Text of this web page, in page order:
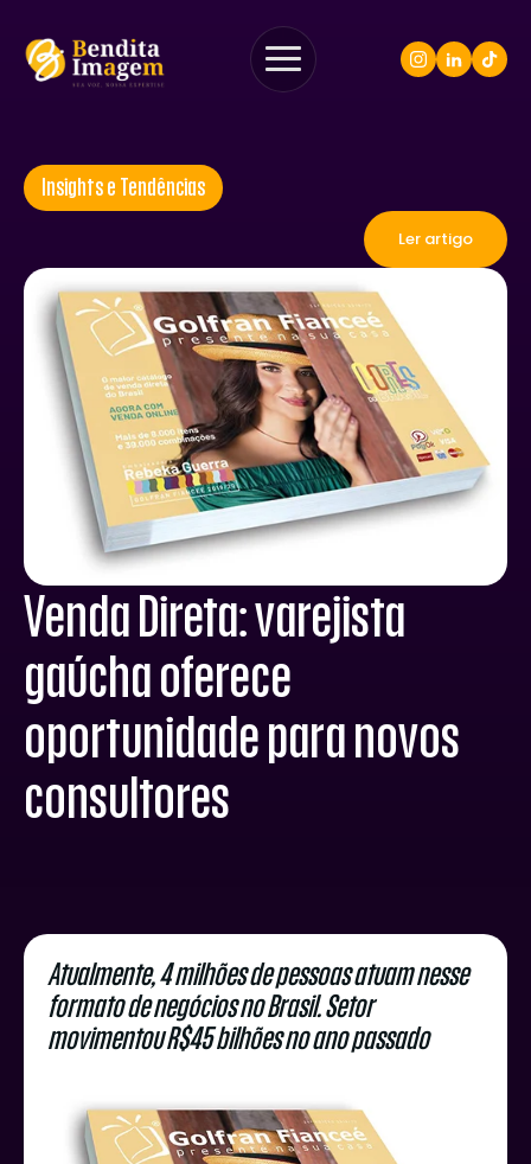
Insights e Tendências
Ler artigo
Venda Direta: varejista
gaúcha oferece
oportunidade para novos
consultores
Atualmente, 4 milhões de pessoas atuam nesse
formato de negócios no Brasil. Setor
movimentou R$45 bilhões no ano passado